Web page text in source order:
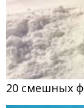
20 смешных